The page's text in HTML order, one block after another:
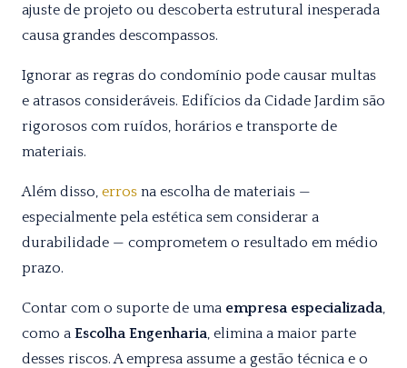
ajuste de projeto ou descoberta estrutural inesperada
causa grandes descompassos.
Ignorar as regras do condomínio pode causar multas
e atrasos consideráveis. Edifícios da Cidade Jardim são
rigorosos com ruídos, horários e transporte de
materiais.
Além disso, erros na escolha de materiais —
especialmente pela estética sem considerar a
durabilidade — comprometem o resultado em médio
prazo.
Contar com o suporte de uma empresa especializada,
como a Escolha Engenharia, elimina a maior parte
desses riscos. A empresa assume a gestão técnica e o